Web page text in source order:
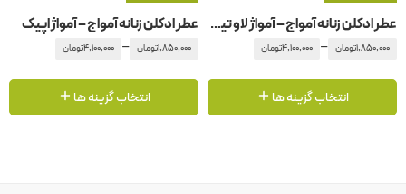
عطر ادکلن زنانه آمواج – آمواژ لاو تیوب رز
1,850,000تومان –
4,100,000تومان
انتخاب گزینه ها
عطر ادکلن زنانه آمواج – آمواژ اپیک
1,850,000تومان –
4,100,000تومان
انتخاب گزینه ها